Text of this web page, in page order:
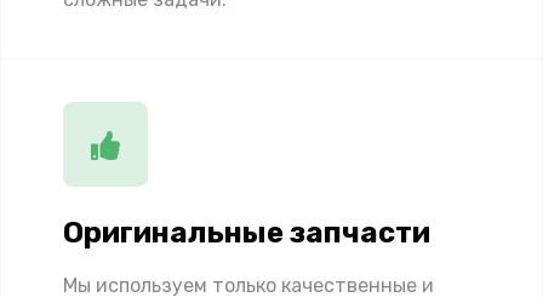
Оригинальные запчасти
Мы используем только качественные и